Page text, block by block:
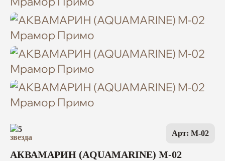
5 Арт: M-02
АКВАМАРИН (AQUAMARINE) M-02